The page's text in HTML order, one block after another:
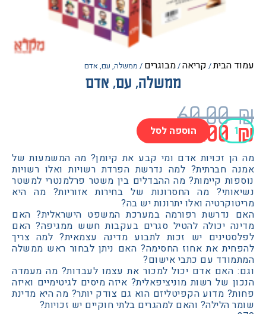
/קריאה/ מבוגרים/ ממשלה, עם, אדם
ממשלה, עם, אדם
הוספה לסל
זכויות אדם ומי קבע את קיומן? מה המשמעות של
חברתית? למה נדרשת הפרדת רשויות ואלו רשויות
קיימות? מה ההבדלים בין משטר פרלמנטרי למשטר
מה החסרונות של בחירות אזוריות? מה היא
ואלו יתרונות יש בה?
רפורמה במערכת המשפט הישראלית? האם
יכולה להטיל סגרים בעקבות חשש ממגיפה? האם
יש זכות לתבוע מדינה עצמאית? למה צריך
את אחוז החסימה? האם ניתן לבחור ראש ממשלה
עם כתבי אישום?
האם אדם יכול למכור את עצמו לעבדות? מה מעמדה
של רשות מוניציפאלית? איזה מיסים לגיטימיים ואיזה
מדוע הקפיטליזם הוא גם צודק יותר? מה היא מדינת
הלילה? והאם למהגרים בלתי חוקיים יש זכויות?